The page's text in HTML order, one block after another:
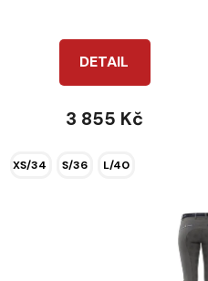
DETAIL
3 855 Kč
XS/34 S/36 L/40